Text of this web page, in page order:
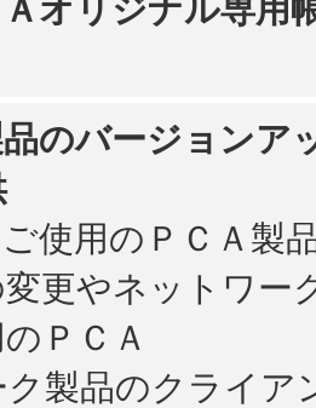
Ａオリジナル専用
品のバージョンア
使用のＰＣＡ製
更やネットワー
ＰＣＡ
製品のクライア